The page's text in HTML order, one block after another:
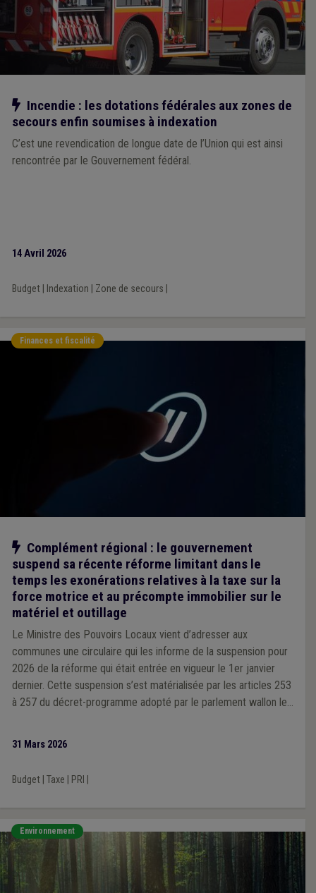
Notre action
Incendie : les dotations fédérales aux zones de
secours enfin soumises à indexation
C’est une revendication de longue date de l’Union qui est ainsi
rencontrée par le Gouvernement fédéral.
14 Avril 2026
Budget| Indexation Zone de secours
Finances et fiscalité
Notre action
Complément régional : le gouvernement
suspend sa récente réforme limitant dans le
temps les exonérations relatives à la taxe sur la
force motrice et au précompte immobilier sur le
matériel et outillage
Le Ministre des Pouvoirs Locaux vient d’adresser aux
communes une circulaire qui les informe de la suspension pour
2026 de la réforme qui était entrée en vigueur le 1er janvier
dernier. Cette suspension s’est matérialisée par les articles 253
à 257 du décret-programme adopté par le parlement wallon le
31 Mars 2026
Budget| Taxe PRI
Environnement